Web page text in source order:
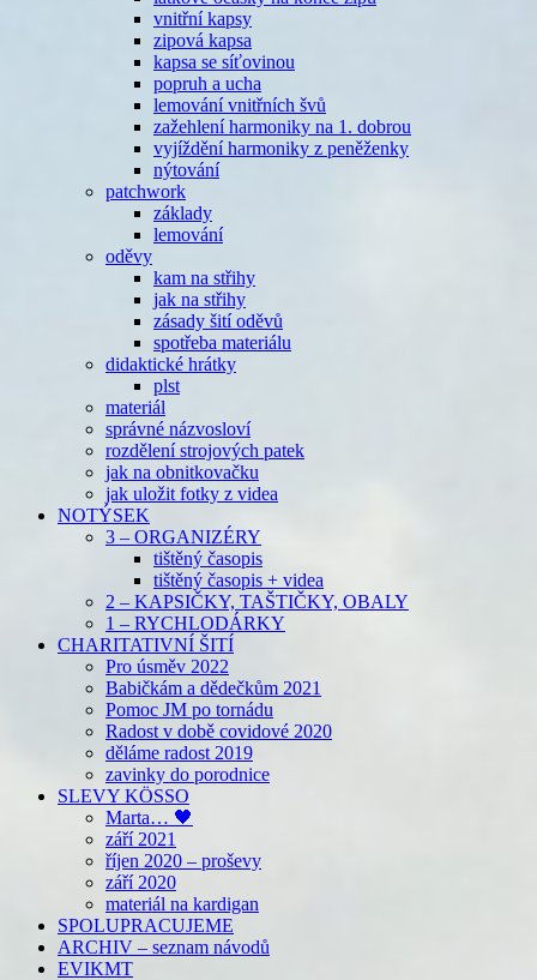
vnitřní kapsy
zipová kapsa
kapsa se síťovinou
popruh a ucha
lemování vnitřních švů
zažehlení harmoniky na 1. dobrou
vyjíždění harmoniky z peněženky
nýtování
patchwork
základy
lemování
oděvy
kam na střihy
jak na střihy
zásady šití oděvů
spotřeba materiálu
didaktické hrátky
plst
materiál
správné názvosloví
rozdělení strojových patek
jak na obnitkovačku
jak uložit fotky z videa
NOTÝSEK
3 – ORGANIZÉRY
tištěný časopis
tištěný časopis + videa
2 – KAPSIČKY, TAŠTIČKY, OBALY
1 – RYCHLODÁRKY
CHARITATIVNÍ ŠITÍ
Pro úsměv 2022
Babičkám a dědečkům 2021
Pomoc JM po tornádu
Radost v době covidové 2020
děláme radost 2019
zavinky do porodnice
SLEVY KÖSSO
Marta… 🖤
září 2021
říjen 2020 – proševy
září 2020
materiál na kardigan
SPOLUPRACUJEME
ARCHIV – seznam návodů
EVIKMT